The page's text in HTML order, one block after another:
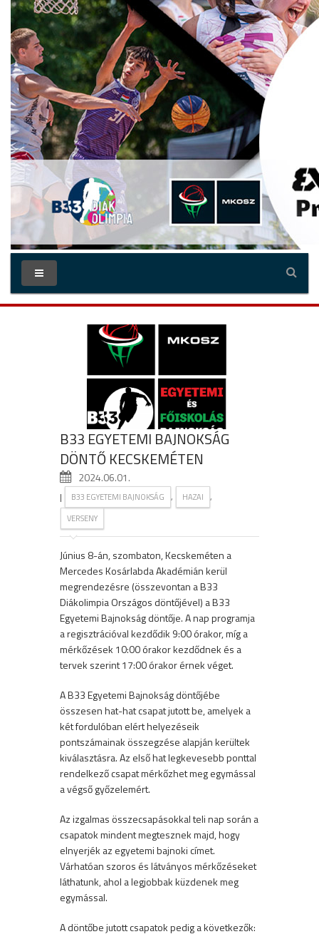
B33 EGYETEMI BAJNOKSÁG
DÖNTŐ KECSKEMÉTEN
2024.06.01.
| B33 EGYETEMI BAJNOKSÁG , HAZAI ,
VERSENY
Június 8-án, szombaton, Kecskeméten a
Mercedes Kosárlabda Akadémián kerül
megrendezésre (összevontan a B33
Diákolimpia Országos döntőjével) a B33
Egyetemi Bajnokság döntője. A nap programja
a regisztrációval kezdődik 9:00 órakor, míg a
mérkőzések 10:00 órakor kezdődnek és a
tervek szerint 17:00 órakor érnek véget.
A B33 Egyetemi Bajnokság döntőjébe
összesen hat-hat csapat jutott be, amelyek a
két fordulóban elért helyezéseik
pontszámainak összegzése alapján kerültek
kiválasztásra. Az első hat legkevesebb ponttal
rendelkező csapat mérkőzhet meg egymással
a végső győzelemért.
Az izgalmas összecsapásokkal teli nap során a
csapatok mindent megtesznek majd, hogy
elnyerjék az egyetemi bajnoki címet.
Várhatóan szoros és látványos mérkőzéseket
láthatunk, ahol a legjobbak küzdenek meg
egymással.
A döntőbe jutott csapatok pedig a következők: